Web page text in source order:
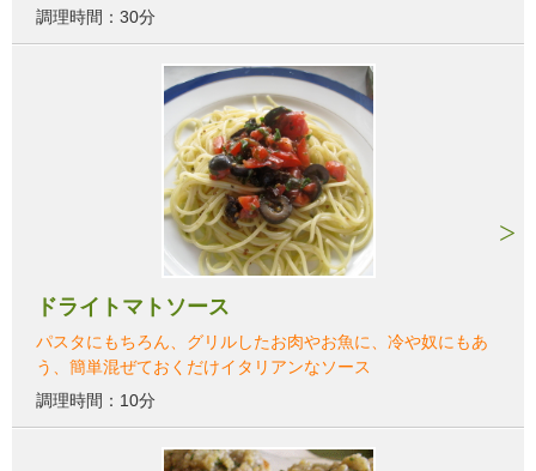
調理時間：30分
ドライトマトソース
パスタにもちろん、グリルしたお肉やお魚に、冷や奴にもあ
う、簡単混ぜておくだけイタリアンなソース
調理時間：10分